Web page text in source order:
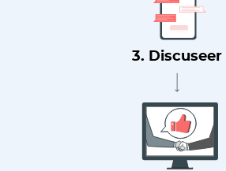
3. Discuseer